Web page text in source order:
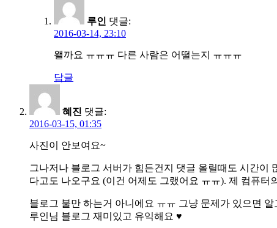
루인 댓글:
2016-03-14, 23:10
왤까요 ㅠㅠㅠ 다른 사람은 어떨는지 ㅠㅠㅠ
답글
혜진 댓글:
2016-03-15, 01:35
사진이 안보여요~
그나저나 블로그 서버가 힘든건지 댓글 올릴때도 시간이
다고도 나오구요 (이건 어제도 그랬어요 ㅠㅠ). 제 컴퓨터
블로그 불만 하는거 아니에요 ㅠㅠ 그냥 문제가 있으면
루인님 블로그 재미있고 유익해요 ♥